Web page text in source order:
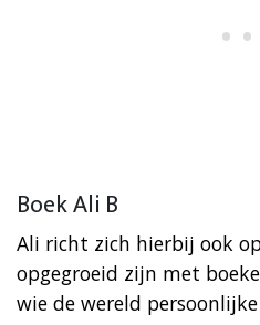
Boek Ali B
Ali richt zich hierbij ook
opgegroeid zijn met
wie de wereld